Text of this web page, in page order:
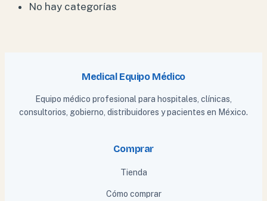
No hay categorías
Medical Equipo Médico
Equipo médico profesional para hospitales, clínicas,
consultorios, gobierno, distribuidores y pacientes en México.
Comprar
Tienda
Cómo comprar